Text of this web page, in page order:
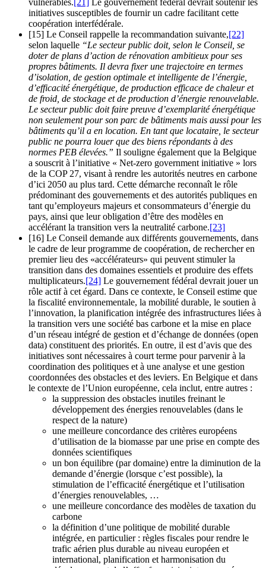
vulnérables.[21] Le gouvernement fédéral devrait soutenir les
initiatives susceptibles de fournir un cadre facilitant cette
coopération interfédérale.
[15] Le Conseil rappelle la recommandation suivante,[22]
selon laquelle “Le secteur public doit, selon le Conseil, se
doter de plans d’action de rénovation ambitieux pour ses
propres bâtiments. Il devra fixer une trajectoire en termes
d’isolation, de gestion optimale et intelligente de l’énergie,
d’efficacité énergétique, de production efficace de chaleur et
de froid, de stockage et de production d’énergie renouvelable.
Le secteur public doit faire preuve d’exemplarité énergétique
non seulement pour son parc de bâtiments mais aussi pour les
bâtiments qu’il a en location. En tant que locataire, le secteur
public ne pourra louer que des biens répondants à des
normes PEB élevées.” Il souligne également que la Belgique
a souscrit à l’initiative « Net-zero government initiative » lors
de la COP 27, visant à rendre les autorités neutres en carbone
d’ici 2050 au plus tard. Cette démarche reconnaît le rôle
prédominant des gouvernements et des autorités publiques en
tant qu’employeurs majeurs et consommateurs d’énergie du
pays, ainsi que leur obligation d’être des modèles en
accélérant la transition vers la neutralité carbone.[23]
[16] Le Conseil demande aux différents gouvernements, dans
le cadre de leur programme de coopération, de rechercher en
premier lieu des «accélérateurs» qui peuvent stimuler la
transition dans des domaines essentiels et produire des effets
multiplicateurs.[24] Le gouvernement fédéral devrait jouer un
rôle actif à cet égard. Dans ce contexte, le Conseil estime que
la fiscalité environnementale, la mobilité durable, le soutien à
l’innovation, la planification intégrée des infrastructures liées à
la transition vers une société bas carbone et la mise en place
d’un réseau intégré de gestion et d’échange de données (open
data) constituent des priorités. En outre, il est d’avis que des
initiatives sont nécessaires à court terme pour parvenir à la
coordination des politiques et à une analyse et une gestion
coordonnées des obstacles et des leviers. En Belgique et dans
le contexte de l’Union européenne, cela inclut, entre autres :
la suppression des obstacles inutiles freinant le
développement des énergies renouvelables (dans le
respect de la nature)
une meilleure concordance des critères européens
d’utilisation de la biomasse par une prise en compte des
données scientifiques
un bon équilibre (par domaine) entre la diminution de la
demande d’énergie (lorsque c’est possible), la
stimulation de l’efficacité énergétique et l’utilisation
d’énergies renouvelables, …
une meilleure concordance des modèles de taxation du
carbone
la définition d’une politique de mobilité durable
intégrée, en particulier : règles fiscales pour rendre le
trafic aérien plus durable au niveau européen et
international, planification et harmonisation du